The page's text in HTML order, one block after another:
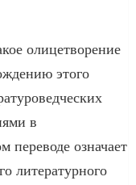
олицетворение
этого
в
переводе означает
литературного